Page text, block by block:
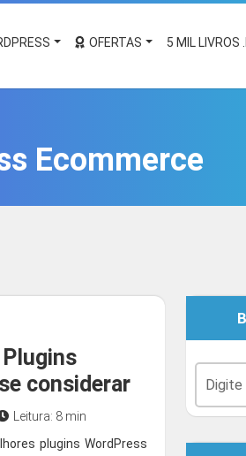
OFERTAS 5 MIL LIVROS
Ecommerce
considerar
Leitura: 8 min
plugins WordPress